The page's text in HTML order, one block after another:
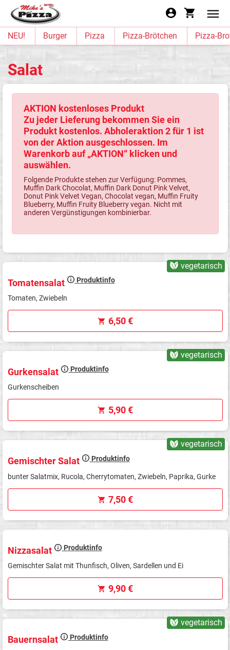
NEU! Burger Pizza Pizza-Brötchen Pizza-
Salat
AKTION kostenloses Produkt
Zu jeder Lieferung bekommen Sie ein
Produkt kostenlos. Abholeraktion 2 für 1 ist
von der Aktion ausgeschlossen. Im
Warenkorb auf „AKTION“ klicken und
auswählen.
Folgende Produkte stehen zur Verfügung: Pommes,
Muffin Dark Chocolat, Muffin Dark Donut Pink Velvet,
Donut Pink Velvet Vegan, Chocolat vegan, Muffin Fruity
Blueberry, Muffin Fruity Blueberry vegan. Nicht mit
anderen Vergünstigungen kombinierbar.
vegetarisch
Tomatensalat Produktinfo
Tomaten, Zwiebeln
6,50 €
vegetarisch
Gurkensalat Produktinfo
Gurkenscheiben
5,90 €
vegetarisch
Gemischter Salat Produktinfo
bunter Salatmix, Rucola, Cherrytomaten, Zwiebeln, Paprika, Gurke
7,50 €
Nizzasalat Produktinfo
Gemischter Salat mit Thunfisch, Oliven, Sardellen und Ei
9,90 €
vegetarisch
Bauernsalat Produktinfo